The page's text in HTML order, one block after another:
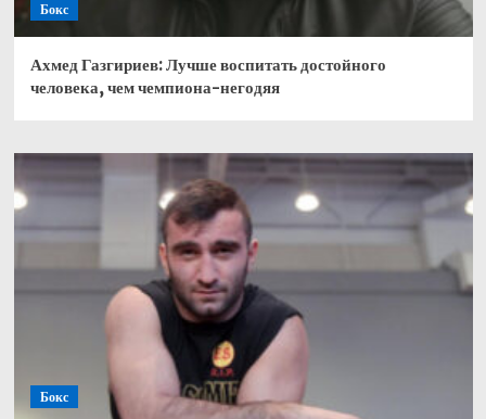
Бокс
Ахмед Газгириев: Лучше воспитать достойного
человека, чем чемпиона-негодяя
Бокс